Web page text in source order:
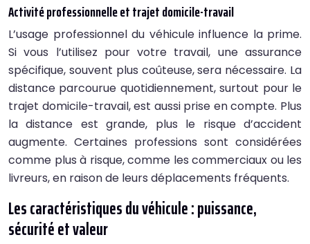
Activité professionnelle et trajet domicile-travail
L’usage professionnel du véhicule influence la prime.
Si vous l’utilisez pour votre travail, une assurance
spécifique, souvent plus coûteuse, sera nécessaire. La
distance parcourue quotidiennement, surtout pour le
trajet domicile-travail, est aussi prise en compte. Plus
la distance est grande, plus le risque d’accident
augmente. Certaines professions sont considérées
comme plus à risque, comme les commerciaux ou les
livreurs, en raison de leurs déplacements fréquents.
Les caractéristiques du véhicule : puissance,
sécurité et valeur